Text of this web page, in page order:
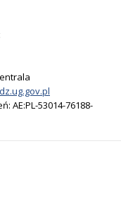
AE:PL-53014-76188-